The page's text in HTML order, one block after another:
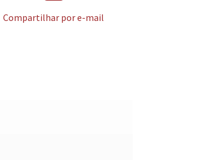
Compartilhar por e-mail